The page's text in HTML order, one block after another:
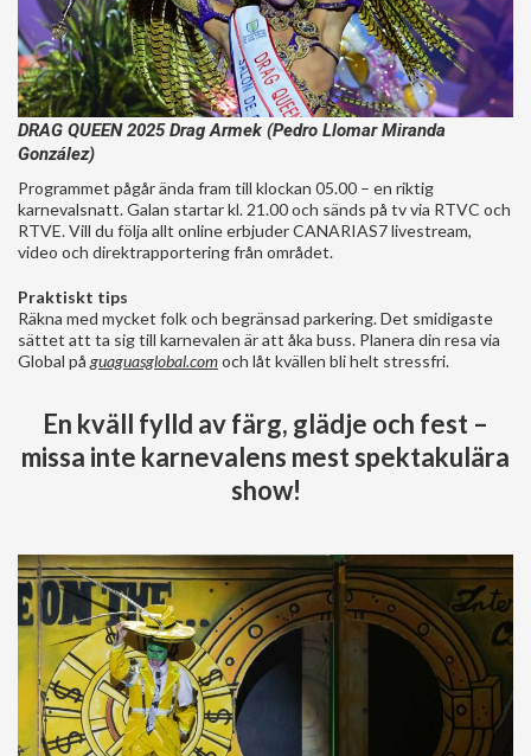
DRAG QUEEN 2025 Drag Armek (Pedro Llomar Miranda
González)
Programmet pågår ända fram till klockan 05.00 – en riktig
karnevalsnatt. Galan startar kl. 21.00 och sänds på tv via RTVC och
RTVE. Vill du följa allt online erbjuder CANARIAS7 livestream,
video och direktrapportering från området.
Praktiskt tips
Räkna med mycket folk och begränsad parkering. Det smidigaste
sättet att ta sig till karnevalen är att åka buss. Planera din resa via
Global på guaguasglobal.comoch låt kvällen bli helt stressfri.
En kväll fylld av färg, glädje och fest –
missa inte karnevalens mest spektakulära
show!